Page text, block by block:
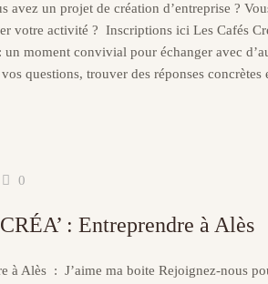
avez un projet de création d’entreprise ?
votre activité ? Inscriptions ici Les Cafés
moment convivial pour échanger avec
questions, trouver des réponses concrètes
0
: Entreprendre à Alès
à Alès : J’aime ma boite Rejoignez-nous